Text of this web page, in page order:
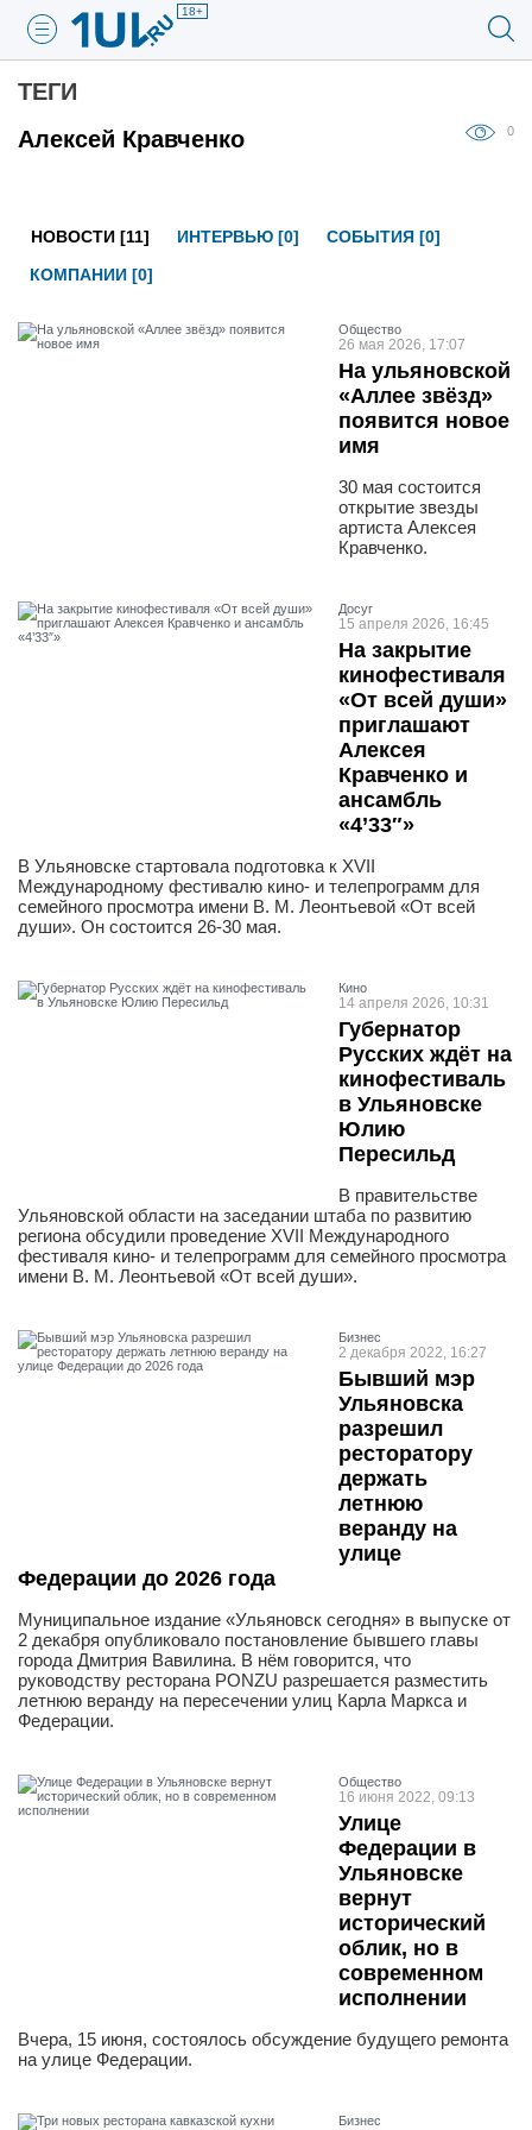
18+
ТЕГИ
Алексей Кравченко
0
НОВОСТИ [11] ИНТЕРВЬЮ [0]
СОБЫТИЯ [0]
КОМПАНИИ [0]
Общество
26 мая 2026, 17:07
На ульяновской
«Аллее звёзд»
появится новое
имя
30 мая состоится
открытие звезды
артиста Алексея
Кравченко.
Досуг
15 апреля 2026, 16:45
На закрытие
кинофестиваля
«От всей души»
приглашают
Алексея
Кравченко и
ансамбль
«4’33″»
В Ульяновске стартовала подготовка к XVII
Международному фестивалю кино- и телепрограмм для
семейного просмотра имени В. М. Леонтьевой «От всей
души». Он состоится 26-30 мая.
Кино
14 апреля 2026, 10:31
Губернатор
Русских ждёт на
кинофестиваль
в Ульяновске
Юлию
Пересильд
В правительстве
Ульяновской области на заседании штаба по развитию
региона обсудили проведение XVII Международного
фестиваля кино- и телепрограмм для семейного просмотра
имени В. М. Леонтьевой «От всей души».
Бизнес
2 декабря 2022, 16:27
Бывший мэр
Ульяновска
разрешил
ресторатору
держать
летнюю
веранду на
улице
Федерации до 2026 года
Муниципальное издание «Ульяновск сегодня» в выпуске от
2 декабря опубликовало постановление бывшего главы
города Дмитрия Вавилина. В нём говорится, что
руководству ресторана PONZU разрешается разместить
летнюю веранду на пересечении улиц Карла Маркса и
Федерации.
Общество
16 июня 2022, 09:13
Улице
Федерации в
Ульяновске
вернут
исторический
облик, но в
современном
исполнении
Вчера, 15 июня, состоялось обсуждение будущего ремонта
на улице Федерации.
Бизнес